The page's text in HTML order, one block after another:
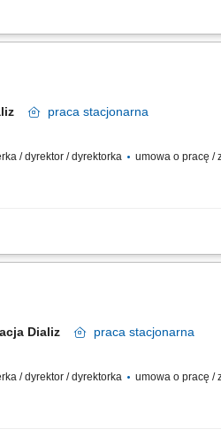
schorzeniami nerek na każdym etapie
praca stacjonarna
/ dyrektor / dyrektorka umowa o pracę /
nad procesem leczenia pacjentów
Dializ praca stacjonarna
/ dyrektor / dyrektorka umowa o pracę /